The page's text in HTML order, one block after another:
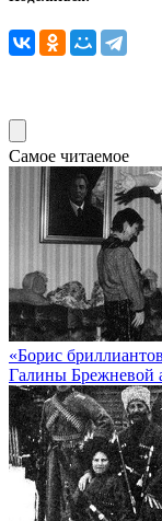
Самое читаемое
«Борис
Галины Брежневой